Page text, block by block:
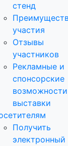
стенд
участия
Отзывы
участников
Рекламные и
спонсорские
возможности
выставки
Получить
электронный